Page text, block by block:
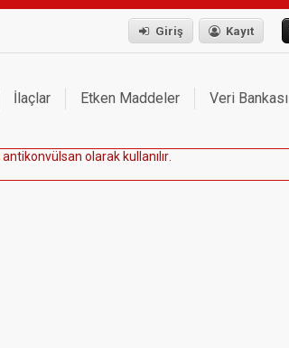
Giriş Kayıt
İlaçlar Etken Maddeler Veri Bankası
antikonvü san o arak ku anı ır